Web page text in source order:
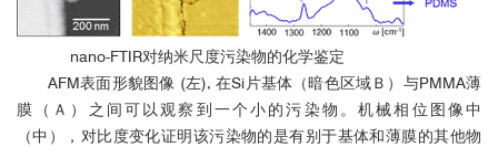
nano-FTIR对纳米尺度污染物的化学鉴定
AFM表面形貌图像 (左), 在Si片基体（暗色区域Ｂ）与PMMA薄
膜（Ａ）之间可以观察到一个小的污染物。机械相位图像中
（中），对比度变化证明该污染物的是有别于基体和薄膜的其他物